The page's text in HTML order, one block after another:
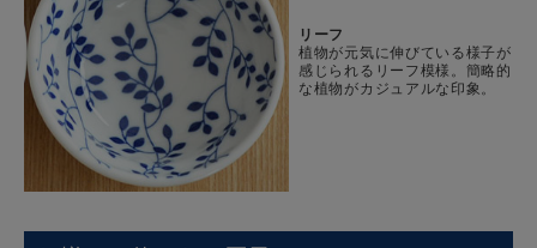
リーフ
植物が元気に伸びている様子が
感じられるリーフ模様。簡略的
な植物がカジュアルな印象。